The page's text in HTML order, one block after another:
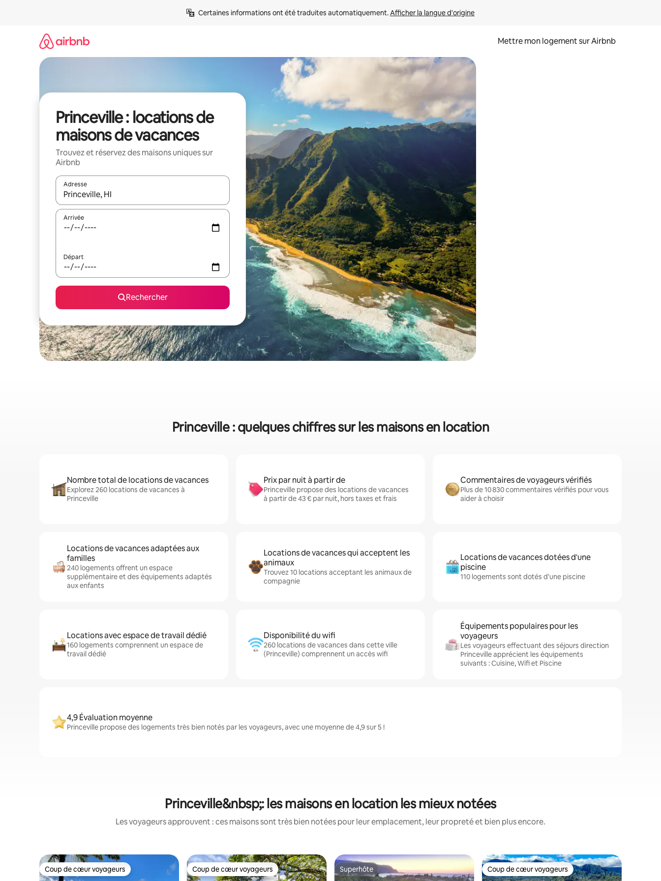
Certaines informations ont été traduites automatiquement. Afficher la langue d'origine
Mettre mon logement sur Airbnb
Princeville : locations de
maisons de vacances
Trouvez et réservez des maisons uniques sur
Airbnb
Adresse
Lorsque les résultats s'affichent, utilisez les flèches vers le haut et vers le bas pour les parcourir ou en appuyant et en faisant glisser.
Arrivée
Départ
Rechercher
Princeville : quelques chiffres sur les maisons en location
Nombre total de locations de vacances
Explorez 260 locations de vacances à
Princeville
Prix par nuit à partir de
Princeville propose des locations de vacances
à partir de 43 € par nuit, hors taxes et frais
Commentaires de voyageurs vérifiés
Plus de 10 830 commentaires vérifiés pour vous
aider à choisir
Locations de vacances adaptées aux
familles
240 logements offrent un espace
supplémentaire et des équipements adaptés
aux enfants
Locations de vacances qui acceptent les
animaux
Trouvez 10 locations acceptant les animaux de
compagnie
Locations de vacances dotées d'une
piscine
110 logements sont dotés d'une piscine
Locations avec espace de travail dédié
160 logements comprennent un espace de
travail dédié
Disponibilité du wifi
260 locations de vacances dans cette ville
(Princeville) comprennent un accès wifi
Équipements populaires pour les
voyageurs
Les voyageurs effectuant des séjours direction
Princeville apprécient les équipements
suivants : Cuisine, Wifi et Piscine
4,9 Évaluation moyenne
Princeville propose des logements très bien notés par les voyageurs, avec une moyenne de 4,9 sur 5 !
Princeville&nbsp;: les maisons en location les mieux notées
Les voyageurs approuvent : ces maisons sont très bien notées pour leur emplacement, leur propreté et bien plus encore.
Coup de cœur voyageurs
Coup de cœur voyageurs Coup de cœur voyageurs
Coup de cœur voyageurs Superhôte
Superhôte Coup de cœur voyageurs
Coup de cœur voyageurs